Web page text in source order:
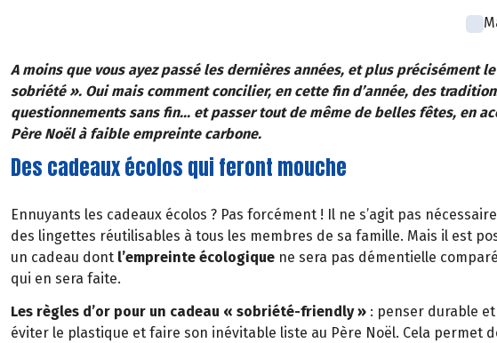
A moins que vous ayez passé les dernières années, et plus
sobriété ». Oui mais comment concilier, en cette fin d’année, des
questionnements sans fin... et passer tout de même de belles fêtes, en
Père Noël à faible empreinte carbone.
Des cadeaux écolos qui feront mouche
Ennuyants les cadeaux écolos ? Pas forcément ! Il ne s’agit pas
des lingettes réutilisables à tous les membres de sa famille. Mais il est
un cadeau dont l’empreinte écologique ne sera pas démentielle
qui en sera faite.
Les règles d’or pour un cadeau « sobriété-friendly » : penser durable
éviter le plastique et faire son inévitable liste au Père Noël. Cela permet